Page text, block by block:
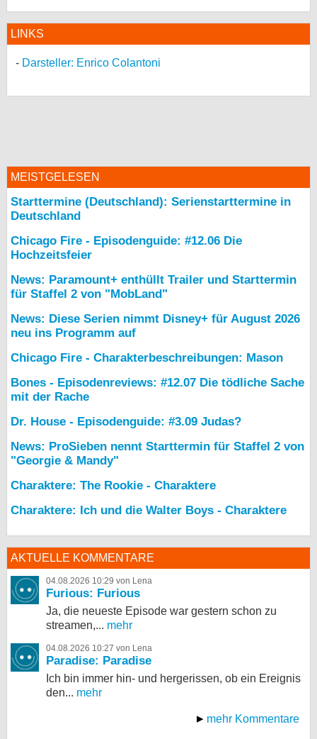
LINKS
Darsteller: Enrico Colantoni
MEISTGELESEN
Starttermine (Deutschland): Serienstarttermine in
Deutschland
Chicago Fire - Episodenguide: #12.06 Die
Hochzeitsfeier
News: Paramount+ enthüllt Trailer und Starttermin
für Staffel 2 von "MobLand"
News: Diese Serien nimmt Disney+ für August 2026
neu ins Programm auf
Chicago Fire - Charakterbeschreibungen: Mason
Bones - Episodenreviews: #12.07 Die tödliche Sache
mit der Rache
Dr. House - Episodenguide: #3.09 Judas?
News: ProSieben nennt Starttermin für Staffel 2 von
"Georgie & Mandy"
Charaktere: The Rookie - Charaktere
Charaktere: Ich und die Walter Boys - Charaktere
AKTUELLE KOMMENTARE
04.08.2026 10:29 von Lena
Furious: Furious
Ja, die neueste Episode war gestern schon zu
streamen,... mehr
04.08.2026 10:27 von Lena
Paradise: Paradise
Ich bin immer hin- und hergerissen, ob ein Ereignis
den... mehr
mehr Kommentare